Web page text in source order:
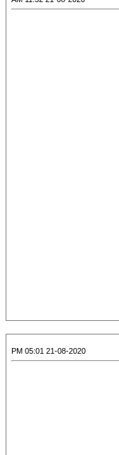
21-08-2020 05:01 PM